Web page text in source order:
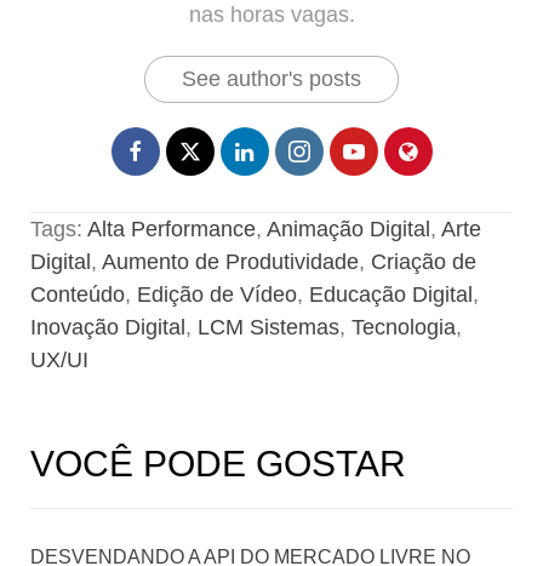
nas horas vagas.
See author's posts
Tags: Alta Performance, Animação Digital , Arte
Digital , Aumento de Produtividade, Criação de
Conteúdo, Edição de Vídeo, Educação Digital ,
Inovação Digital , LCM Sistemas, Tecnologia,
UX/UI
VOCÊ PODE GOSTAR
DESVENDANDO A API DO MERCADO LIVRE NO